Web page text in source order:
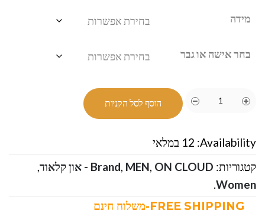
מידה
בחר אישה או גבר
הוסף לסל הקניות
Availability: 12 במלאי
קטגוריות:
Brand, MEN, ON CLOUD - און קלאוד
,
Women
.